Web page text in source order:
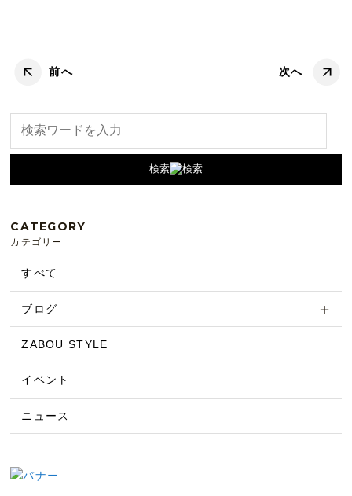
前へ 次へ
検索
CATEGORY
カテゴリー
すべて
ブログ
ZABOU STYLE
イベント
ニュース